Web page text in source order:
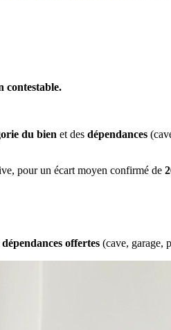
contestable.
du bien et des dépendances
pour un écart moyen confirmé de
dépendances offertes (cave, garage,